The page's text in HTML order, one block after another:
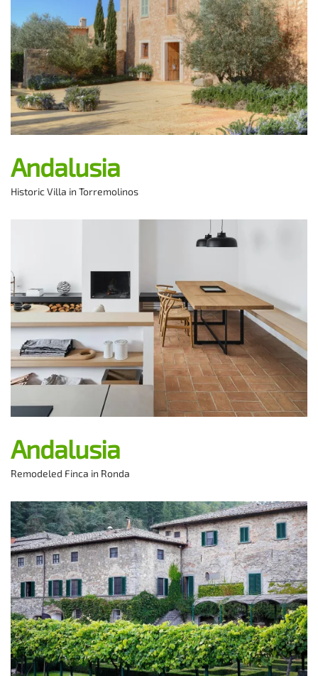
Andalusia
Historic Villa in Torremolinos
Andalusia
Remodeled Finca in Ronda